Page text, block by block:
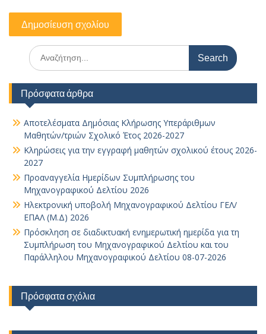
Search
for:
Πρόσφατα άρθρα
Αποτελέσματα Δημόσιας Κλήρωσης Υπεράριθμων
Μαθητών/τριών Σχολικό Έτος 2026-2027
Κληρώσεις για την εγγραφή μαθητών σχολικού έτους 2026-
2027
Προαναγγελία Ημερίδων Συμπλήρωσης του
Μηχανογραφικού Δελτίου 2026
Ηλεκτρονική υποβολή Μηχανογραφικού Δελτίου ΓΕΛ/
ΕΠΑΛ (Μ.Δ) 2026
Πρόσκληση σε διαδικτυακή ενημερωτική ημερίδα για τη
Συμπλήρωση του Μηχανογραφικού Δελτίου και του
Παράλληλου Μηχανογραφικού Δελτίου 08-07-2026
Πρόσφατα σχόλια